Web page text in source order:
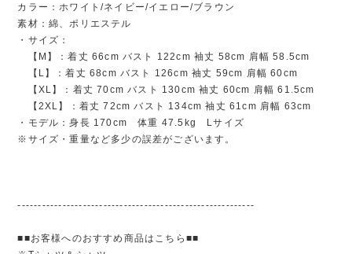
カラー：ホワイト/ネイビー/イエロー/ブラウン
素材：綿、ポリエステル
・サイズ：
【M】：着丈 66cm バスト 122cm 袖丈 58cm 肩幅 58.5cm
【L】：着丈 68cm バスト 126cm 袖丈 59cm 肩幅 60cm
【XL】：着丈 70cm バスト 130cm 袖丈 60cm 肩幅 61.5cm
【2XL】：着丈 72cm バスト 134cm 袖丈 61cm 肩幅 63cm
・モデル：身長 170cm 体重 47.5kg Lサイズ
※サイズ・重量など多少の誤差がございます。
----------------------------------------------------------
■■お客様へのおすすめ商品はこちら■■